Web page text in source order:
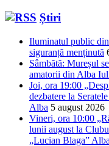
Știri
Iluminatul public din
siguranță menținută
Sâmbătă: Mureșul
amatorii din Alba
Joi, ora 19:00
dezbatere la
Alba 5 august 2026
Vineri, ora 10:00
lunii august la
„Lucian Blaga”